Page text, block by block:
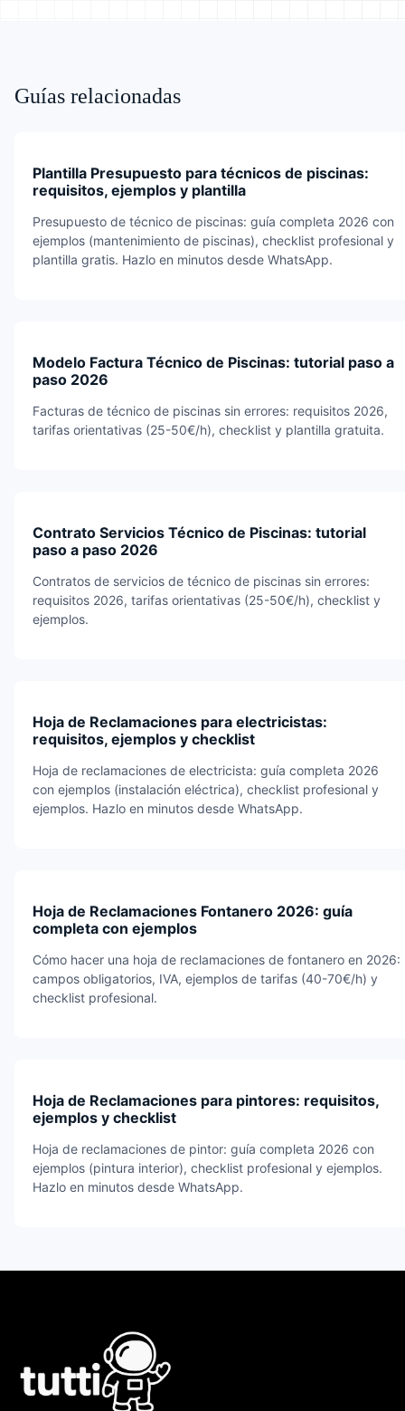
Guías relacionadas
Plantilla Presupuesto para técnicos de piscinas:
requisitos, ejemplos y plantilla
Presupuesto de técnico de piscinas: guía completa 2026 con
ejemplos (mantenimiento de piscinas), checklist profesional y
plantilla gratis. Hazlo en minutos desde WhatsApp.
Modelo Factura Técnico de Piscinas: tutorial paso a
paso 2026
Facturas de técnico de piscinas sin errores: requisitos 2026,
tarifas orientativas (25-50€/h), checklist y plantilla gratuita.
Contrato Servicios Técnico de Piscinas: tutorial
paso a paso 2026
Contratos de servicios de técnico de piscinas sin errores:
requisitos 2026, tarifas orientativas (25-50€/h), checklist y
ejemplos.
Hoja de Reclamaciones para electricistas:
requisitos, ejemplos y checklist
Hoja de reclamaciones de electricista: guía completa 2026
con ejemplos (instalación eléctrica), checklist profesional y
ejemplos. Hazlo en minutos desde WhatsApp.
Hoja de Reclamaciones Fontanero 2026: guía
completa con ejemplos
Cómo hacer una hoja de reclamaciones de fontanero en 2026:
campos obligatorios, IVA, ejemplos de tarifas (40-70€/h) y
checklist profesional.
Hoja de Reclamaciones para pintores: requisitos,
ejemplos y checklist
Hoja de reclamaciones de pintor: guía completa 2026 con
ejemplos (pintura interior), checklist profesional y ejemplos.
Hazlo en minutos desde WhatsApp.